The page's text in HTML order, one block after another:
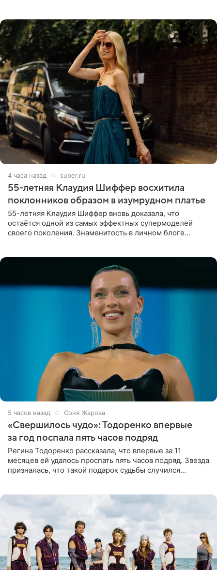
4 часа назад super.ru
55-летняя Клаудия Шиффер восхитила
поклонников образом в изумрудном платье
55-летняя Клаудия Шиффер вновь доказала, что
остаётся одной из самых эффектных супермоделей
своего поколения. Знаменитость в личном блоге
5 часов назад Соня Жарова
«Свершилось чудо»: Тодоренко впервые
за год поспала пять часов подряд
Регина Тодоренко рассказала, что впервые за 11
месяцев ей удалось проспать пять часов подряд. Звезда
призналась, что такой подарок судьбы случился